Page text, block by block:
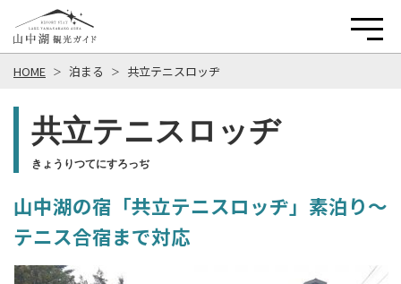
HOME 泊まる 共立テニスロッヂ
共立テニスロッヂ
きょうりつてにすろっぢ
山中湖の宿「共立テニスロッヂ」素泊り～
テニス合宿まで対応